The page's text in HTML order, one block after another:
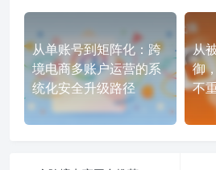
从单账号到矩阵化：跨
境电商多账户运营的系
统化安全升级路径
从
御
不